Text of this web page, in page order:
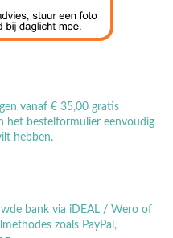
vanaf € 35,00 gratis
het bestelformulier eenvoudig
hebben.
bank via iDEAL / Wero of
zoals PayPal,